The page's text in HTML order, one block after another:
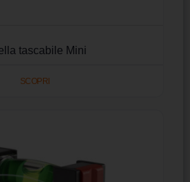
tascabile Mini
SCOPRI